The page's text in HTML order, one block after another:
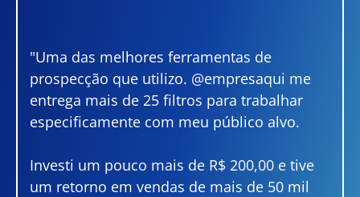
"Uma das melhores ferramentas de
prospecção que utilizo. @empresaqui me
entrega mais de 25 filtros para trabalhar
especificamente com meu público alvo.
Investi um pouco mais de R$ 200,00 e tive
um retorno em vendas de mais de 50 mil